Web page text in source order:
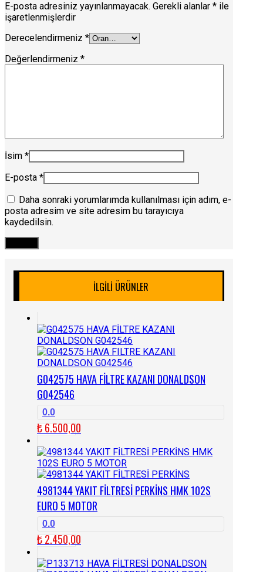
E-posta adresiniz yayınlanmayacak. Gerekli alanlar * ile
işaretlenmişlerdir
Derecelendirmeniz *
Değerlendirmeniz *
İsim *
E-posta *
Daha sonraki yorumlarımda kullanılması için adım, e-
posta adresim ve site adresim bu tarayıcıya
kaydedilsin.
İLGILI ÜRÜNLER
G042575 HAVA FİLTRE KAZANI DONALDSON
G042546
0.0
₺6.500,00
4981344 YAKIT FİLTRESİ PERKİNS HMK 102S
EURO 5 MOTOR
0.0
₺2.450,00